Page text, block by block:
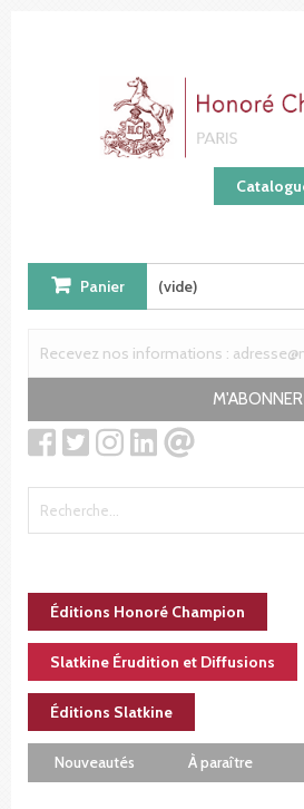
Panier (vide)
M'ABONNER
Éditions Honoré Champion
Slatkine Érudition et Diffusions
Éditions Slatkine
Nouveautés À paraître